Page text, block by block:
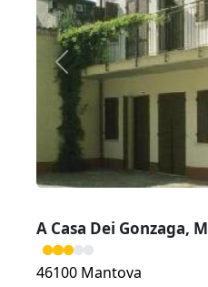
Zurück
A Casa Dei Gonzaga,
46100 Mantova